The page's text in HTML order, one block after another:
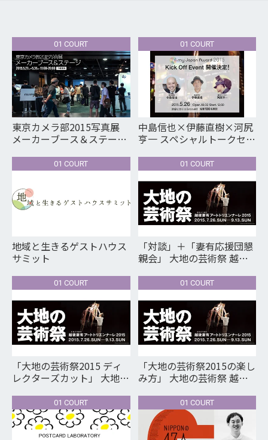
01 COURT
東京カメラ部2015写真展
メーカーブース＆ステージ
Exhibition 2015/ 47
Photos of Japan
01 COURT
中島信也×伊藤直樹×河尻
亨一 スペシャルトークセッ
2015 Kick Off Event
01 COURT
地域と生きるゲストハウス
サミット
01 COURT
「対談」＋「妻有応援団懇
親会」 大地の芸術祭 越後
2015 開幕直前スペシャル
トークイベント第3夜
01 COURT
「大地の芸術祭2015 ディ
レクターズカット」 大地の
エンナーレ2015 開幕直前
スペシャルトークイベント
第２夜
01 COURT
「大地の芸術祭2015の楽し
み方」 大地の芸術祭 越後
2015 開幕直前スペシャル
トークイベント第１夜
01 COURT 01 COURT